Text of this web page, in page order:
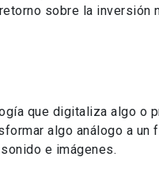
sobre la
que digitaliza algo o
algo análogo a un
e imágenes.